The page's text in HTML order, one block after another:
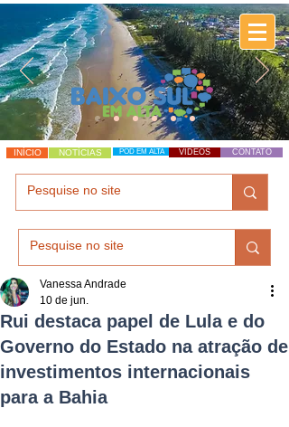
INÍCIO NOTÍCIAS POD EM ALTA VÍDEOS CONTATO
Rui destaca papel de Lula e do
Governo do Estado na atração de
investimentos internacionais
para a Bahia
Vanessa Andrade
10 de jun.